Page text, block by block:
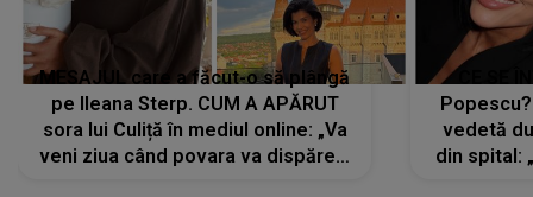
MESAJUL care a făcut-o să plângă
pe Ileana Sterp. CUM A APĂRUT
sora lui Culiță în mediul online: „Va
veni ziua când povara va dispărea,
vedetă
din spital: